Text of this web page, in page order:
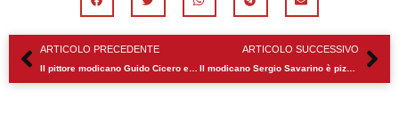
Precedente
ARTICOLO PRECEDENTE ARTICOLO SUCCESSIVO